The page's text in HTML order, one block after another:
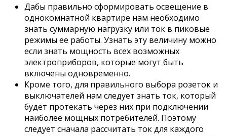
Дабы правильно сформировать освещение в
однокомнатной квартире нам необходимо
знать суммарную нагрузку или ток в пиковые
режимы ее работы. Узнать эту величину можно
если знать мощность всех возможных
электроприборов, которые могут быть
включены одновременно.
Кроме того, для правильного выбора розеток и
выключателей нам следует знать ток, который
будет протекать через них при подключении
наиболее мощных потребителей. Поэтому
следует сначала рассчитать ток для каждого